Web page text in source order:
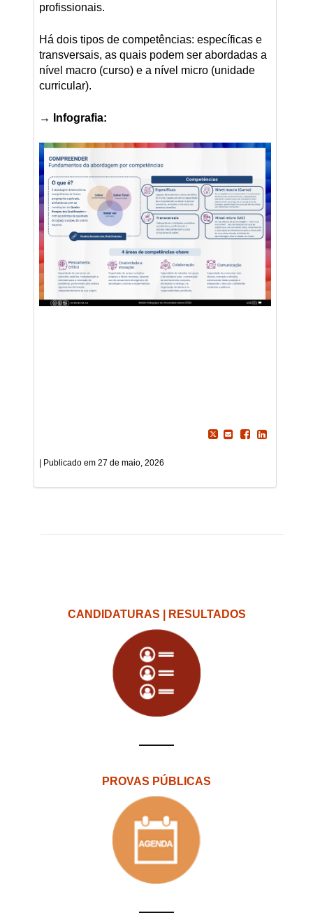
profissionais.
Há dois tipos de competências: específicas e
transversais, as quais podem ser abordadas a
nível macro (curso) e a nível micro (unidade
curricular).
→ Infografia:
27 de maio, 2026
CANDIDATURAS | RESULTADOS
PROVAS PÚBLICAS